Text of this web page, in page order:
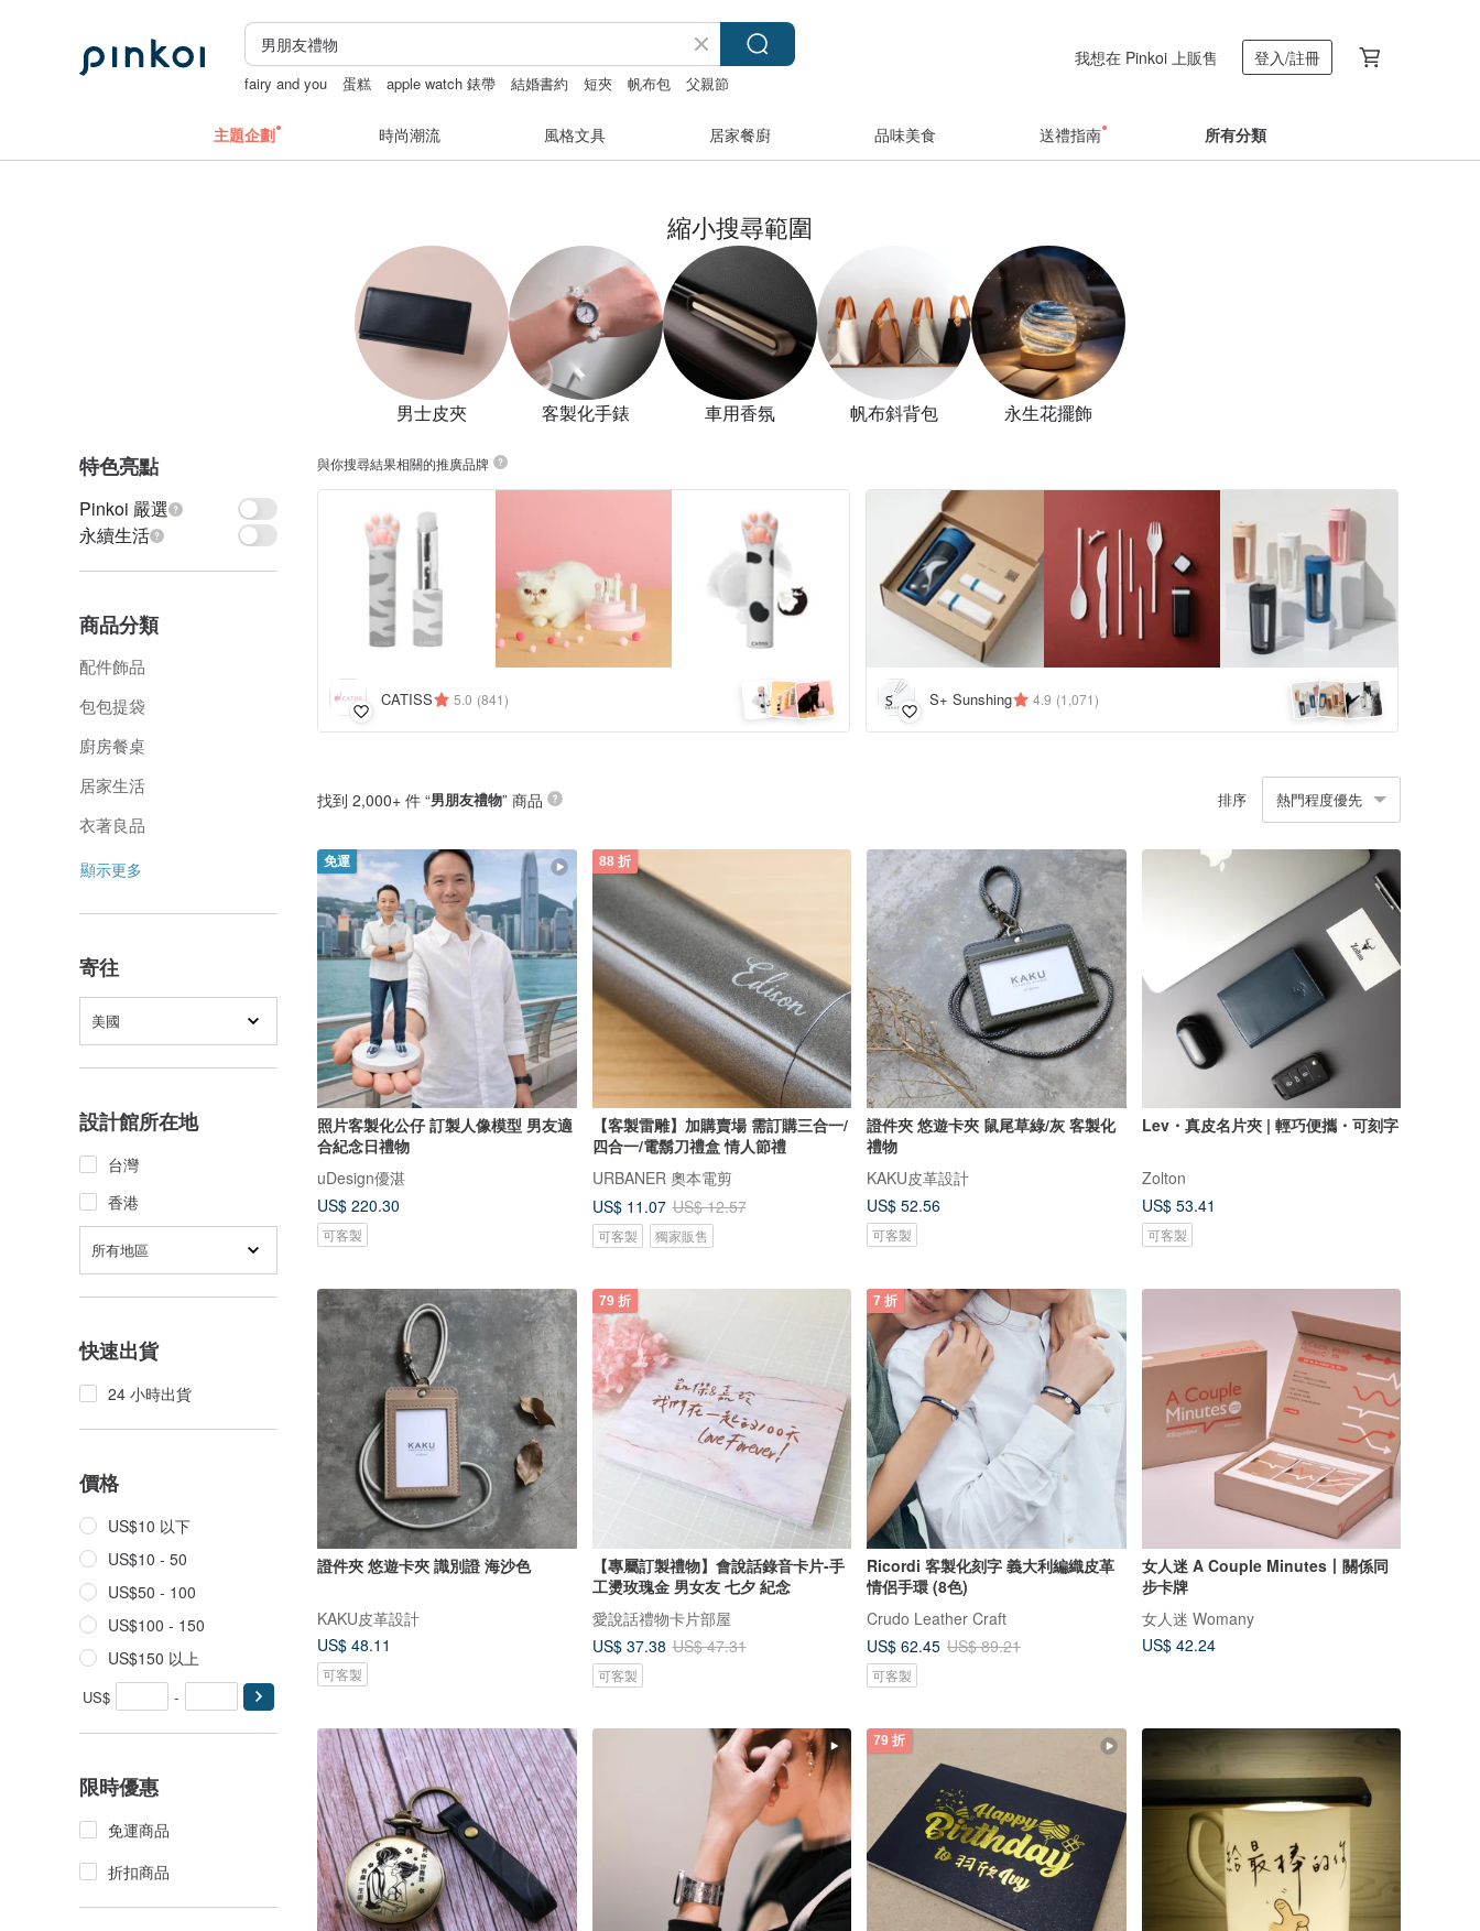
fairy and you 蛋糕 apple watch 錶帶 結婚書約 短夾 帆布包
父親節
我想在 Pinkoi 上販售 登入/註冊
主題企劃 時尚潮流 風格文具 居家餐廚 品味美食 送禮指南 所有分類
縮小搜尋範圍
男士皮夾 客製化手錶 車用香氛 帆布斜背包 永生花擺飾
特色亮點
Pinkoi 嚴選
永續生活
商品分類
配件飾品
包包提袋
廚房餐桌
居家生活
衣著良品
顯示更多
寄往
美國
設計館所在地
台灣
香港
所有地區
快速出貨
24 小時出貨
價格
US$10 以下
US$10 - 50
US$50 - 100
US$100 - 150
US$150 以上
US$ -
限時優惠
免運商品
折扣商品
與你搜尋結果相關的推廣品牌
CATISS 5.0 (841) S+ Sunshing 4.9 (1,071)
找到 2,000+ 件 “男朋友禮物” 商品 排序 熱門程度優先
免運
照片客製化公仔 訂製人像模型 男友適
合紀念日禮物
uDesign優湛
US$ 220.30
可客製
88 折
【客製雷雕】加購賣場 需訂購三合一/
四合一/電鬍刀禮盒 情人節禮
URBANER 奧本電剪
US$ 11.07 US$ 12.57
可客製 獨家販售
證件夾 悠遊卡夾 鼠尾草綠/灰 客製化
禮物
KAKU皮革設計
US$ 52.56
可客製
Lev・真皮名片夾 | 輕巧便攜・可刻字
Zolton
US$ 53.41
可客製
證件夾 悠遊卡夾 識別證 海沙色
KAKU皮革設計
US$ 48.11
可客製
79 折
【專屬訂製禮物】會說話錄音卡片-手
工燙玫瑰金 男女友 七夕 紀念
愛說話禮物卡片部屋
US$ 37.38 US$ 47.31
可客製
7 折
Ricordi 客製化刻字 義大利編織皮革
情侶手環 (8色)
Crudo Leather Craft
US$ 62.45 US$ 89.21
可客製
女人迷 A Couple Minutes丨關係同
步卡牌
女人迷 Womany
US$ 42.24
79 折